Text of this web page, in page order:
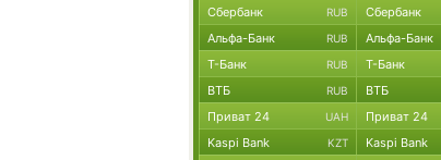
Сбербанк RUB Сбербанк
Альфа-Банк RUB Альфа-Банк
Т-Банк RUB Т-Банк
ВТБ RUB ВТБ
Приват 24 UAH Приват 24
Kaspi Bank KZT Kaspi Bank